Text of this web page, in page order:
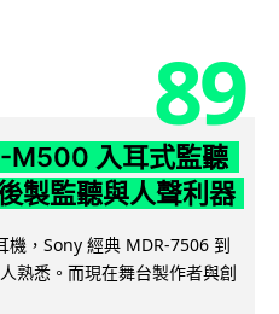
89
M500 入耳式監聽
製監聽與人聲利器
機，Sony 經典 MDR-7506 到
熟悉。而現在舞台製作者與創